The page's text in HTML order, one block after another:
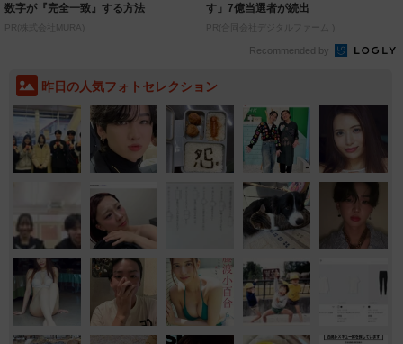
数字が『完全一致』する方法
PR(株式会社MURA)
す」7億当選者が続出
PR(合同会社デジタルファーム )
Recommended by
昨日の人気フォトセレクション